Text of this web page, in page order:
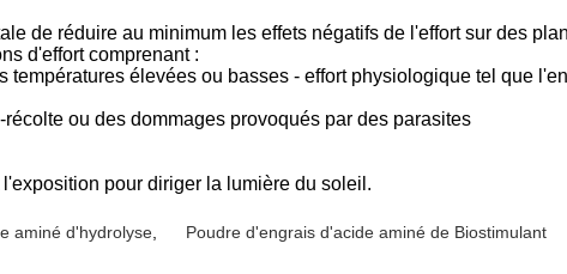
de réduire au minimum les effets négatifs de l'effort sur des
d'effort comprenant :
élevées ou basses - effort physiologique tel que
ou des dommages provoqués par des parasites
pour diriger la lumière du soleil.
aminé d'hydrolyse Poudre d'engrais d'acide aminé de Biostimulant